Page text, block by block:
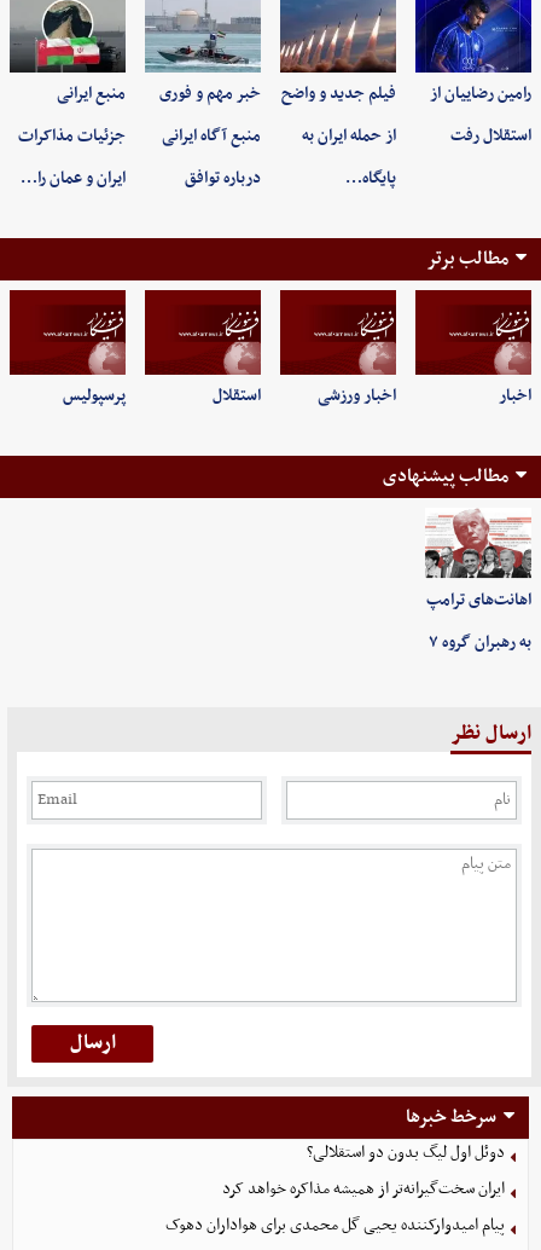
رامین رضاییان از
استقلال رفت
فیلم جدید و واضح
از حمله ایران به
پایگاه…
خبر مهم و فوری
منبع آگاه ایرانی
درباره توافق
منبع ایرانی
جزئیات مذاکرات
ایران و عمان را…
مطالب برتر
اخبار اخبار ورزشی استقلال پرسپولیس
مطالب پیشنهادی
اهانت‌های ترامپ
به رهبران گروه ۷
ارسال نظر
سرخط خبرها
دوئل اول لیگ بدون دو استقلالی؟
ایران سخت‌گیرانه‌تر از همیشه مذاکره خواهد کرد
پیام امیدوارکننده یحیی گل محمدی برای هواداران دهوک